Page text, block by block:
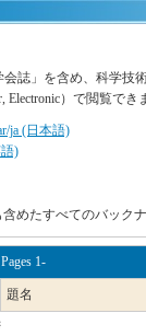
誌」を含め、科学技
Electronic）で閲覧で
ja (日本語)
語)
めたすべてのバック
1-
題名